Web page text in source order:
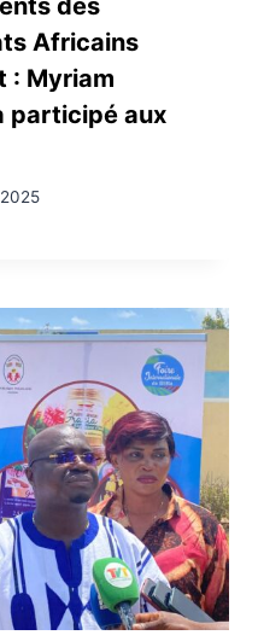
des
Africains
: Myriam
participé aux